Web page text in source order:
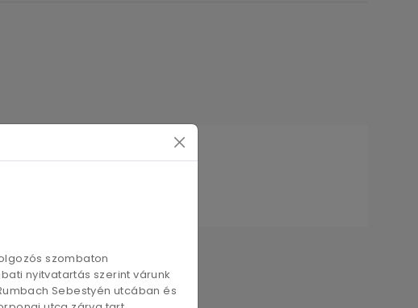
szombaton
nyitvatartás szerint várunk
Sebestyén utcában és